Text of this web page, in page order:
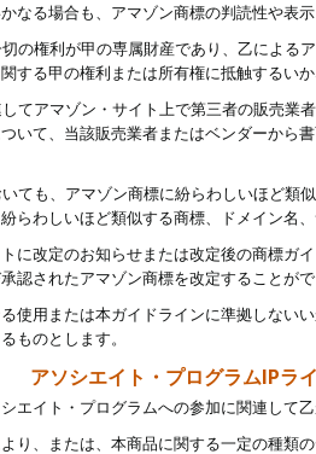
なる場合も、アマゾン商標の判読性や表
の権利が甲の専属財産であり、乙による
する甲の権利または所有権に抵触するい
てアマゾン・サイト上で第三者の販売
いて、当該販売業者またはベンダーから
ても、アマゾン商標に紛らわしいほど類
らわしいほど類似する商標、ドメイン名
に改定のお知らせまたは改定後の商標ガ
認されたアマゾン商標を改定することが
使用または本ガイドラインに準拠しない
ものとします。
アソシエイト・プログラムIPラ
エイト・プログラムへの参加に関連して
り、または、本商品に関する一定の種類